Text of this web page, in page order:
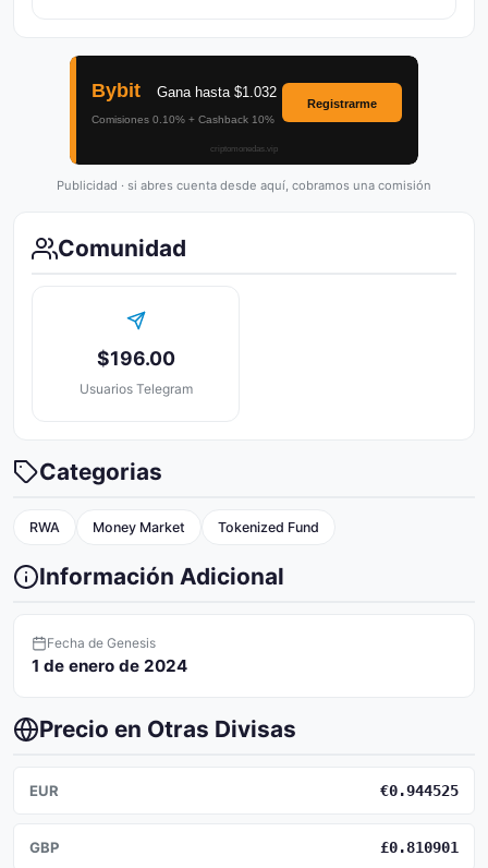
Publicidad · si abres cuenta desde aquí, cobramos una comisión
Comunidad
$196.00
Usuarios Telegram
Categorias
RWA Money Market Tokenized Fund
Información Adicional
Fecha de Genesis
1 de enero de 2024
Precio en Otras Divisas
EUR €0.944525
GBP £0.810901